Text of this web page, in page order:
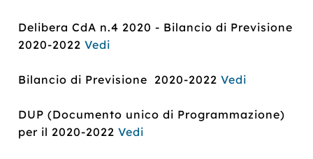
Delibera CdA n.4 2020 - Bilancio di Previsione
2020-2022Vedi
Bilancio di Previsione 2020-2022Vedi
DUP (Documento unico di Programmazione)
per il 2020-2022Vedi